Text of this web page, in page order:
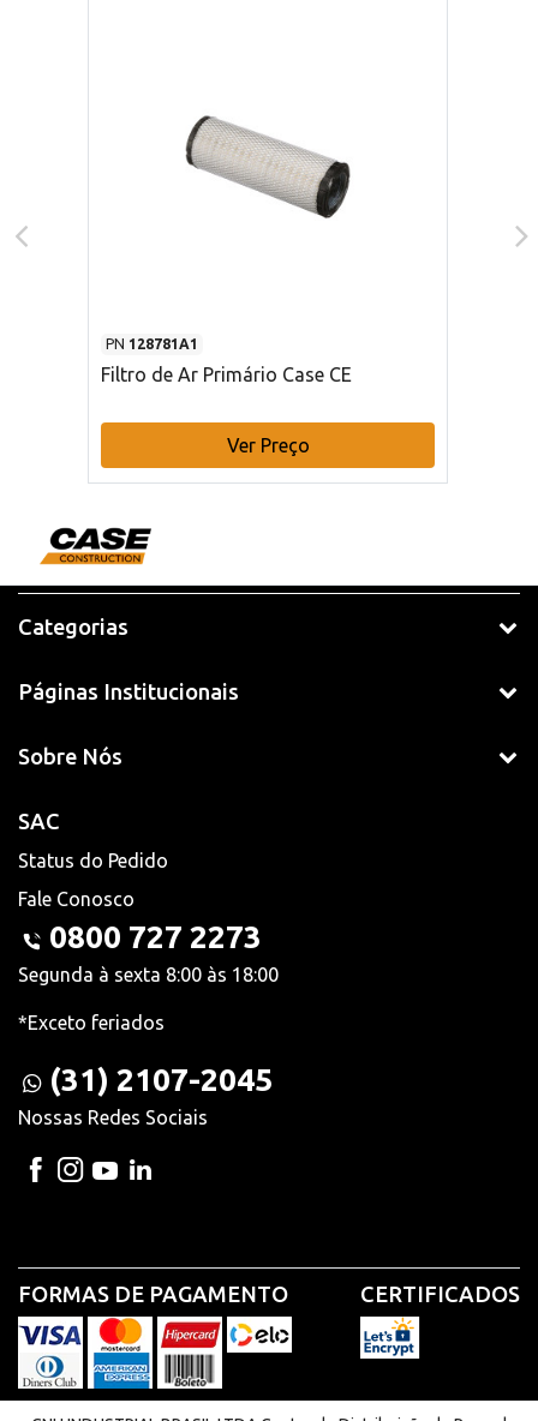
PN 128781A1
Filtro de Ar Primário Case CE
Ver Preço
Categorias
Páginas Institucionais
Sobre Nós
SAC
Status do Pedido
Fale Conosco
0800 727 2273
Segunda à sexta 8:00 às 18:00
*Exceto feriados
(31) 2107-2045
Nossas Redes Sociais
FORMAS DE PAGAMENTO CERTIFICADOS